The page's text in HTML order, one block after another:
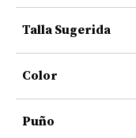
Talla Sugerida
Color
Puño